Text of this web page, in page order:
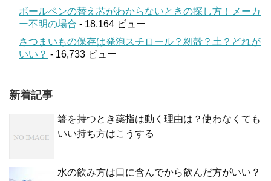
ボールペンの替え芯がわからないときの探し方！メーカ
ー不明の場合 - 18,164 ビュー
さつまいもの保存は発泡スチロール？籾殻？土？どれが
いい？ - 16,733 ビュー
新着記事
箸を持つとき薬指は動く理由は？使わなくても
いい持ち方はこうする
水の飲み方は口に含んでから飲んだ方がいい？